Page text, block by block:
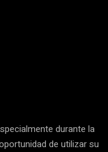
durante la
de utilizar su